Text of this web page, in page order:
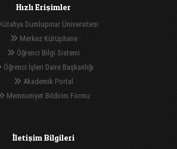
Hızlı Erişimler
Kütahya Dumlupınar Üniversitesi
Merkez Kütüphane
Öğrenci Bilgi Sistemi
Öğrenci İşleri Daire Başkanlığı
Akademik Portal
Memnuniyet Bildirim Formu
İletişim Bilgileri